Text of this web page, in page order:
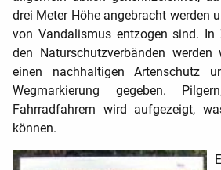
drei Meter Höhe angebracht werden
von Vandalismus entzogen sind. In
den Naturschutzverbänden
einen nachhaltigen Artenschutz
Wegmarkierung gegeben.
Fahrradfahrern wird aufgezeigt,
können.